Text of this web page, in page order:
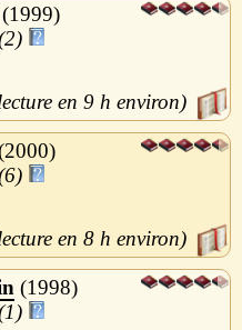
1999
9 h
2000
8 h
1998